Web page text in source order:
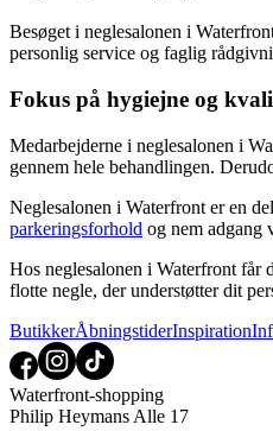
Besøget i neglesalonen i
personlig service og faglig
Fokus på hygiejne og
Medarbejderne i neglesalonen i
gennem hele behandlingen.
Neglesalonen i Waterfront er en
parkeringsforhold og nem adgang
Hos neglesalonen i Waterfront får
flotte negle, der understøtter dit
ButikkerÅbningstiderInspiration
Waterfront-shopping
Philip Heymans Alle 17